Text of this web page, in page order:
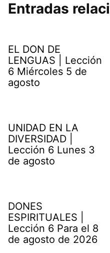
Entradas
EL DON DE
LENGUAS | Lección
6 Miércoles 5 de
agosto
UNIDAD EN LA
DIVERSIDAD |
Lección 6 Lunes 3
de agosto
DONES
ESPIRITUALES |
Lección 6 Para el 8
de agosto de 2026